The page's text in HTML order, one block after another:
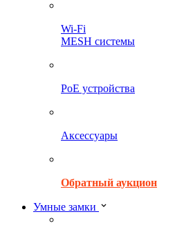
Wi-Fi
MESH системы
PoE устройства
Аксессуары
Обратный аукцион
Умные замки